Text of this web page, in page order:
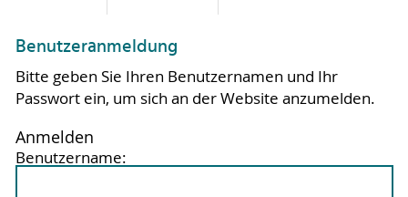
Benutzeranmeldung
Bitte geben Sie Ihren Benutzernamen und Ihr
Passwort ein, um sich an der Website anzumelden.
Anmelden
Benutzername: